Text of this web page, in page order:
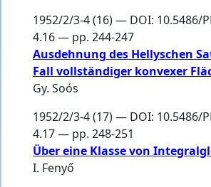
1952/2/3-4 (16) — DOI: 10.5486/
4.16 — pp. 244-247
Ausdehnung des Hellyschen
Fall vollständiger konvexer
Gy. Soós
1952/2/3-4 (17) — DOI: 10.5486/
4.17 — pp. 248-251
Über eine Klasse von
I. Fenyő